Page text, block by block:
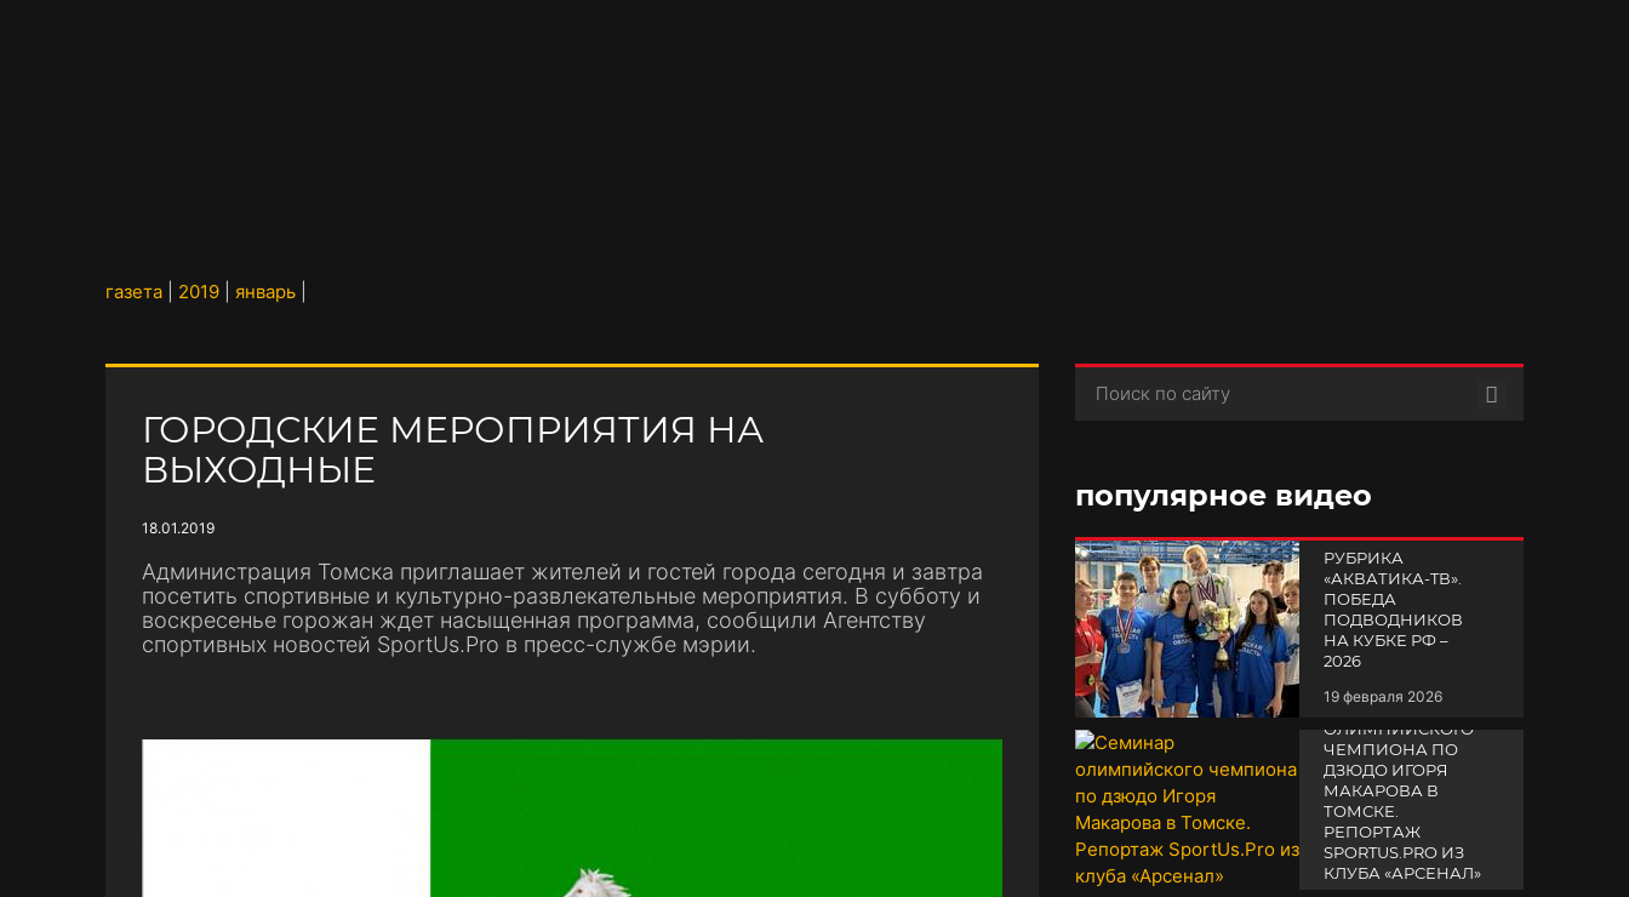
газета 2019 январь
ГОРОДСКИЕ МЕРОПРИЯТИЯ НА
ВЫХОДНЫЕ
18.01.2019
Администрация Томска приглашает жителей и гостей города сегодня и завтра
посетить спортивные и культурно-развлекательные мероприятия. В субботу и
воскресенье горожан ждет насыщенная программа, сообщили Агентству
спортивных новостей SportUs.Pro в пресс-службе мэрии.
популярное видео
РУБРИКА
«АКВАТИКА-TВ».
ПОБЕДА
ПОДВОДНИКОВ
НА КУБКЕ РФ –
2026
19 февраля 2026
СЕМИНАР
ОЛИМПИЙСКОГО
ЧЕМПИОНА ПО
ДЗЮДО ИГОРЯ
МАКАРОВА В
ТОМСКЕ.
РЕПОРТАЖ
SPORTUS.PRO ИЗ
КЛУБА «АРСЕНАЛ»
ТРОЙНОЙ
ПРАЗДНИК